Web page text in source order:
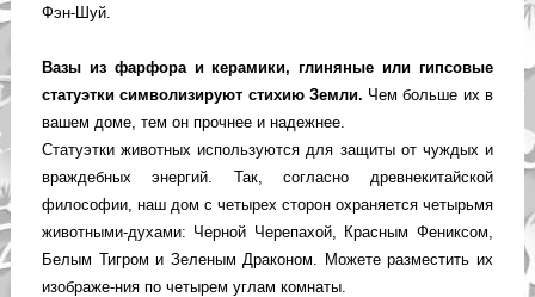
Фэн-Шуй.
Вазы из фарфора и керамики, глиняные или гипсовые
статуэтки символизируют стихию Земли. Чем больше их в
вашем доме, тем он прочнее и надежнее.
Статуэтки животных используются для защиты от чуждых и
враждебных энергий. Так, согласно древнекитайской
философии, наш дом с четырех сторон охраняется четырьмя
животными-духами: Черной Черепахой, Красным Фениксом,
Белым Тигром и Зеленым Драконом. Можете разместить их
изображе-ния по четырем углам комнаты.